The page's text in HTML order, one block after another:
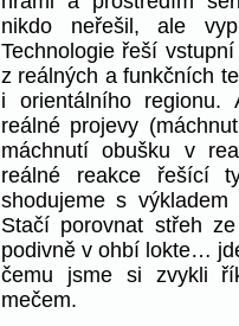
nikdo neřešil, ale
Technologie řeší
z reálných a funkčních
i orientálního regionu.
reálné projevy
máchnutí obušku v
reálné reakce řešící
shodujeme s
Stačí porovnat střeh
podivně v ohbí lokte…
čemu jsme si zvykli
mečem.